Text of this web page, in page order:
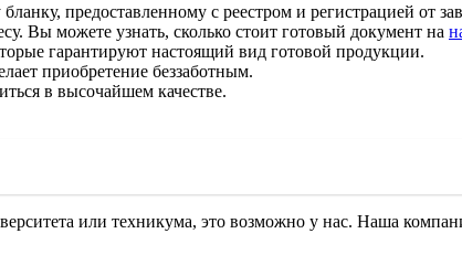
предоставленному с реестром и регистрацией от
Вы можете узнать, сколько стоит готовый документ на
гарантируют настоящий вид готовой продукции.
приобретение беззаботным.
в высочайшем качестве.
или техникума, это возможно у нас. Наша